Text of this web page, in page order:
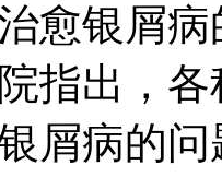
愈银屑
指出，
屑病的